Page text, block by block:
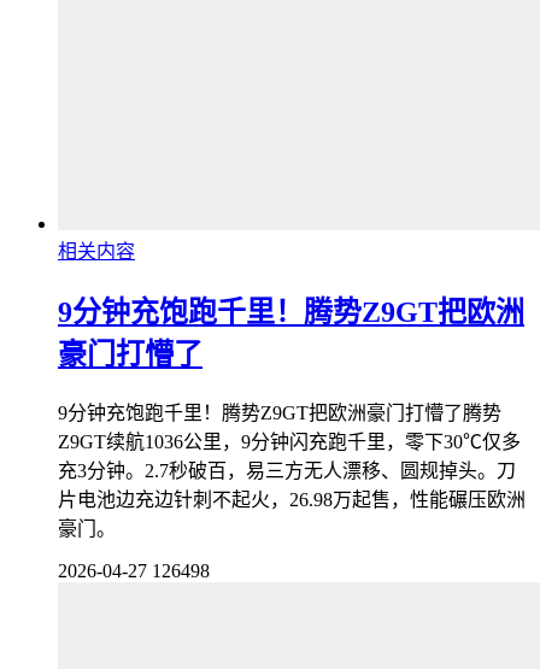
相关内容
9分钟充饱跑千里！腾势Z9GT把欧洲
豪门打懵了
9分钟充饱跑千里！腾势Z9GT把欧洲豪门打懵了腾势
Z9GT续航1036公里，9分钟闪充跑千里，零下30℃仅多
充3分钟。2.7秒破百，易三方无人漂移、圆规掉头。刀
片电池边充边针刺不起火，26.98万起售，性能碾压欧洲
豪门。
2026-04-27 126498